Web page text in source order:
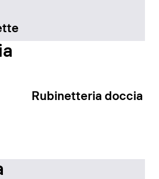
Rubinetteria doccia